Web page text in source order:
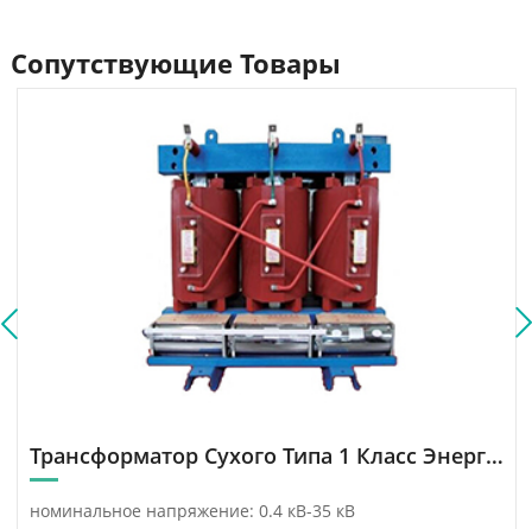
кВА/34,5–0,4 кВ.
интегрированный
торгово-логистический
город с самым большим
масштабом на
Центральной равнине.
Сопутствующие Товары
Трансформатор Сухого Типа 1 Класс Энергоэффективности
номинальное напряжение: 0.4 кВ-35 кВ